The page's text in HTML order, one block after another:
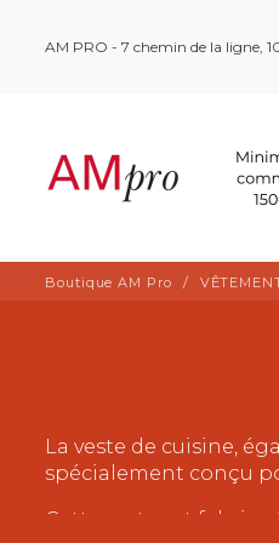
AM PRO - 7 chemin de la ligne,
Boutique AM Pro
La veste de cuisine,
spécialement conçu
Cette veste est